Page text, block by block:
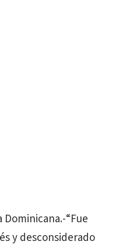
Dominicana.-“Fue
y desconsiderado